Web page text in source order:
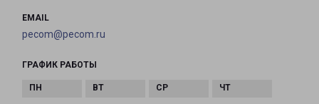
EMAIL
pecom@pecom.ru
ГРАФИК РАБОТЫ